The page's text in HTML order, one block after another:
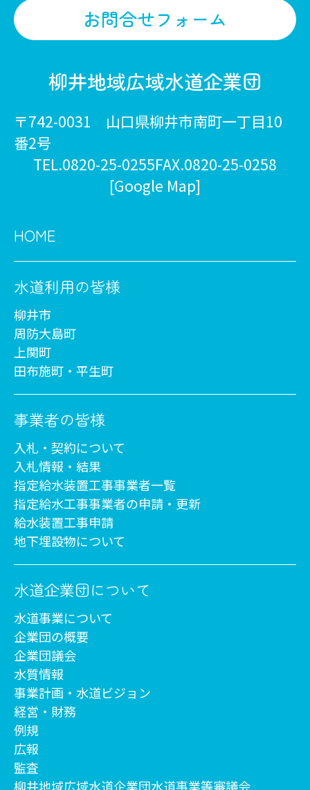
お問合せフォーム
柳井地域広域水道企業団
〒742-0031 山口県柳井市南町一丁目10
番2号
TEL.0820-25-0255FAX.0820-25-0258
[Google Map]
HOME
水道利用の皆様
柳井市
周防大島町
上関町
田布施町・平生町
事業者の皆様
入札・契約について
入札情報・結果
指定給水装置工事事業者一覧
指定給水工事事業者の申請・更新
給水装置工事申請
地下埋設物について
水道企業団について
水道事業について
企業団の概要
企業団議会
水質情報
事業計画・水道ビジョン
経営・財務
例規
広報
監査
柳井地域広域水道企業団水道事業等審議会